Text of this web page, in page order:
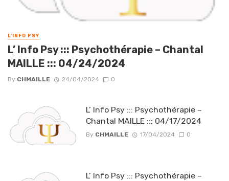
L'INFO PSY
L’ Info Psy ::: Psychothérapie – Chantal
MAILLE ::: 04/24/2024
By CHMAILLE 24/04/2024 0
L’ Info Psy ::: Psychothérapie –
Chantal MAILLE ::: 04/17/2024
By CHMAILLE 17/04/2024 0
L’ Info Psy ::: Psychothérapie –